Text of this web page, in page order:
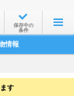
ら
保存中の
条件
情報
す